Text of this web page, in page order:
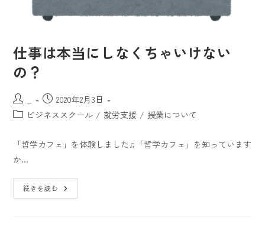
仕事は本当にしなくちゃいけない
の？
2020年2月3日
ビジネススクール / 就労支援 / 授業について
「哲学カフェ」を体験しました♫「哲学カフェ」を知っています
か…
続きを読む